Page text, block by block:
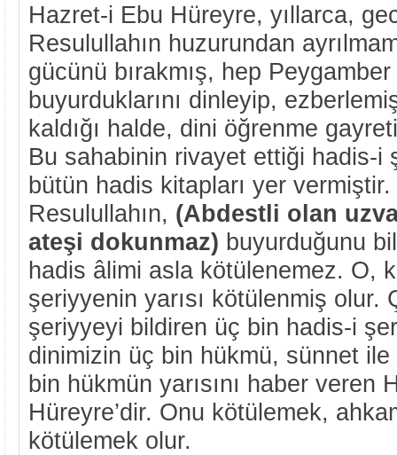
Hazret-i Ebu Hüreyre, yıllarca,
Resulullahın huzurundan
gücünü bırakmış, hep
buyurduklarını dinleyip,
kaldığı halde, dini öğrenme
Bu sahabinin rivayet ettiği hadis-i
bütün hadis kitapları yer
Resulullahın, (Abdestli olan
ateşi dokunmaz) buyurduğunu
hadis âlimi asla kötülenemez. O,
şeriyyenin yarısı kötülenmiş olur.
şeriyyeyi bildiren üç bin hadis-i
dinimizin üç bin hükmü, sünnet
bin hükmün yarısını haber veren
Hüreyre’dir. Onu kötülemek,
kötülemek olur.